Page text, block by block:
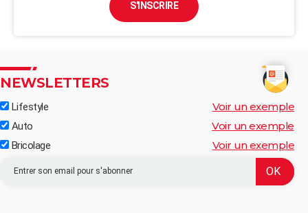
S'INSCRIRE
NEWSLETTERS
Lifestyle Voir un exemple
Auto Voir un exemple
Bricolage Voir un exemple